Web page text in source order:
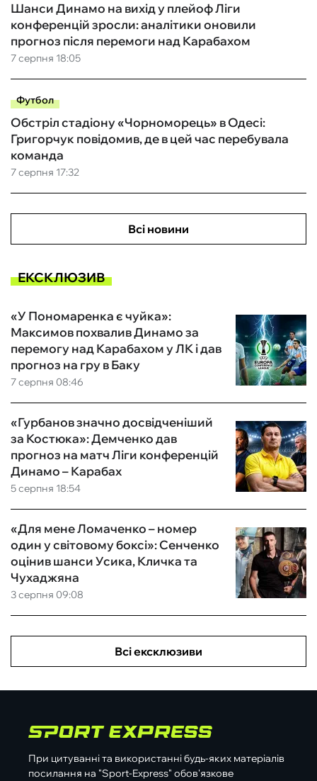
7 серпня 18:05
Шанси Динамо на вихід у плейоф Ліги
конференцій зросли: аналітики оновили
прогноз після перемоги над Карабахом
Футбол
7 серпня 17:32
Обстріл стадіону «Чорноморець» в Одесі:
Григорчук повідомив, де в цей час перебувала
команда
Всі новини
ЕКСКЛЮЗИВ
7 серпня 08:46
«У Пономаренка є чуйка»:
Максимов похвалив Динамо за
перемогу над Карабахом у ЛК і дав
прогноз на гру в Баку
5 серпня 18:54
«Гурбанов значно досвідченіший
за Костюка»: Демченко дав
прогноз на матч Ліги конференцій
Динамо – Карабах
3 серпня 09:08
«Для мене Ломаченко – номер
один у світовому боксі»: Сенченко
оцінив шанси Усика, Кличка та
Чухаджяна
Всі ексклюзиви
При цитуванні та використанні будь-яких матеріалів
посилання на "Sport-Express" обов'язкове